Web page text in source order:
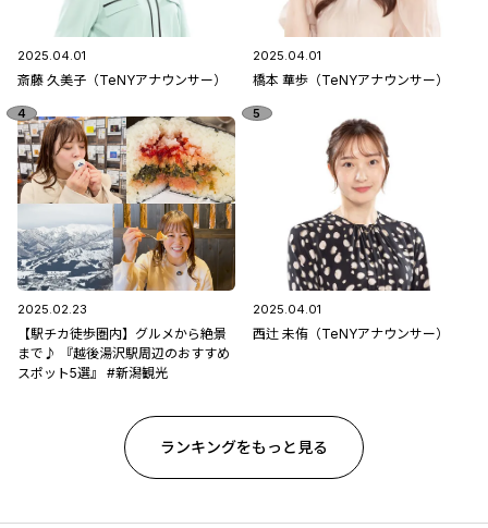
2025.04.01
斎藤 久美子（TeNYアナウンサー）
2025.04.01
橋本 華歩（TeNYアナウンサー）
2025.02.23
【駅チカ徒歩圏内】グルメから絶景
まで♪ 『越後湯沢駅周辺のおすすめ
スポット5選』 #新潟観光
2025.04.01
西辻 未侑（TeNYアナウンサー）
ランキングをもっと見る